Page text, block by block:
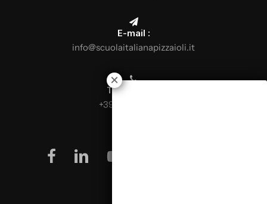
E-mail :
info@scuolaitalianapizzaioli.it
Téléphone :
+39 0499624665
facebook
linkedinyoutube